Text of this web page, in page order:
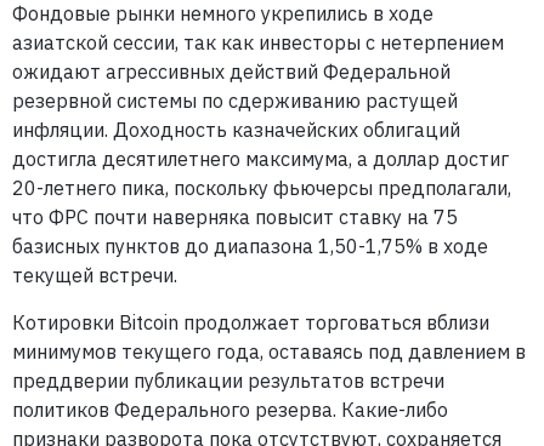
Фондовые рынки немного укрепились в ходе
азиатской сессии, так как инвесторы с нетерпением
ожидают агрессивных действий Федеральной
резервной системы по сдерживанию растущей
инфляции. Доходность казначейских облигаций
достигла десятилетнего максимума, а доллар достиг
20-летнего пика, поскольку фьючерсы предполагали,
что ФРС почти наверняка повысит ставку на 75
базисных пунктов до диапазона 1,50-1,75% в ходе
текущей встречи.
Котировки Bitcoin продолжает торговаться вблизи
минимумов текущего года, оставаясь под давлением в
преддверии публикации результатов встречи
политиков Федерального резерва. Какие-либо
признаки разворота пока отсутствуют, сохраняется